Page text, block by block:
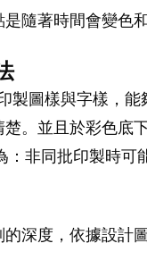
隨著時間會變色和
製圖樣與字樣，
。並且於彩色底
非同批印製時可
深度，依據設計